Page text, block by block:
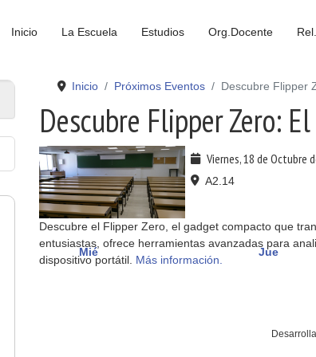
Inicio La Escuela Estudios Org.Docente
Mié Jue
Inicio Próximos Eventos Descubre Flipper
Descubre Flipper Zero:
Viernes, 18 de Octubre
A2.14
Descubre el Flipper Zero, el gadget compacto que
entusiastas, ofrece herramientas avanzadas para
dispositivo portátil. Más información.